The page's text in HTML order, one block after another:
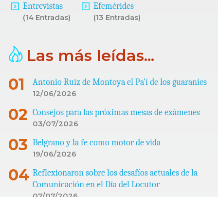
Entrevistas
(14 Entradas)
Efemérides
(13 Entradas)
Las más leídas...
Antonio Ruiz de Montoya el Pa’í de los guaraníes
12/06/2026
Consejos para las próximas mesas de exámenes
03/07/2026
Belgrano y la fe como motor de vida
19/06/2026
Reflexionaron sobre los desafíos actuales de la
Comunicación en el Día del Locutor